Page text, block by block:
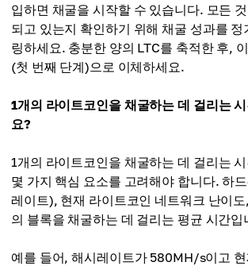
입하면 채굴을 시작할 수 있습니다. 모든
되고 있는지 확인하기 위해 채굴 성과를 정
링하세요. 충분한 양의 LTC를 축적한 후,
(첫 번째 단계)으로 이체하세요.
1개의 라이트코인을 채굴하는 데 걸리는
요?
1개의 라이트코인을 채굴하는 데 걸리는
몇 가지 핵심 요소를 고려해야 합니다. 하
레이트), 현재 라이트코인 네트워크 난이
의 블록을 채굴하는 데 걸리는 평균 시간입
예를 들어, 해시레이트가 580MH/s이고